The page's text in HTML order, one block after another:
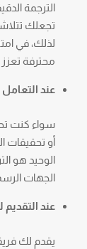
الترجمة
تجعلك
لذلك، في
محترفة
عند
سواء كنت
أو تحقيقات
الوحيد هو
الجهات
عند التقديم
يقدم لك